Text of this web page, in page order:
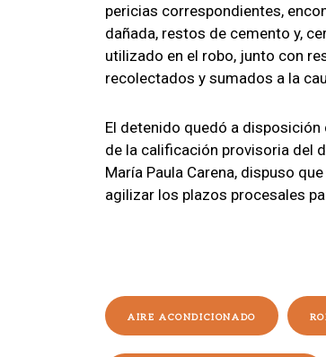
pericias correspondientes,
dañada, restos de cemento y,
utilizado en el robo, junto con
recolectados y sumados a la
El detenido quedó a
de la calificación provisoria del
María Paula Carena, dispuso
agilizar los plazos procesales
AIRE ACONDICIONADO